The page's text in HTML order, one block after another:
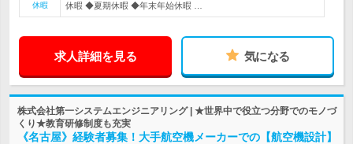
休暇
休暇 ◆夏期休暇 ◆年末年始休暇 …
求人詳細を見る 気になる
株式会社第一システムエンジニアリング | ★世界中で役立つ分野でのモノづ
くり★教育研修制度も充実
《名古屋》経験者募集！大手航空機メーカーでの【航空機設計】